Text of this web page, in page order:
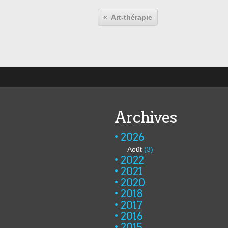
Art-thérapie
Archives
2026
Août (3)
2022
2021
2020
2018
2017
2016